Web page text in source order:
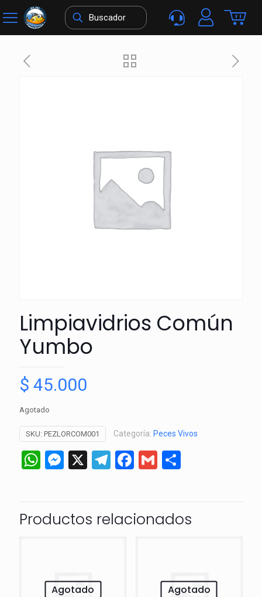
Limpiavidrios Común
Yumbo
$ 45.000
Agotado
SKU: PEZLORCOM001 Categoría: Peces Vivos
WhatsApp
Messenger
X Telegram
Facebook
Gmail
Productos relacionados
Agotado Agotado